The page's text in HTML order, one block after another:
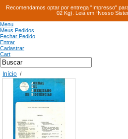
Recomendamos optar por entrega "Impresso"
02 Kg). Leia em “Nosso
Menu
Meus Pedidos
Fechar Pedido
Entrar
Cadastrar
Cart
Início /